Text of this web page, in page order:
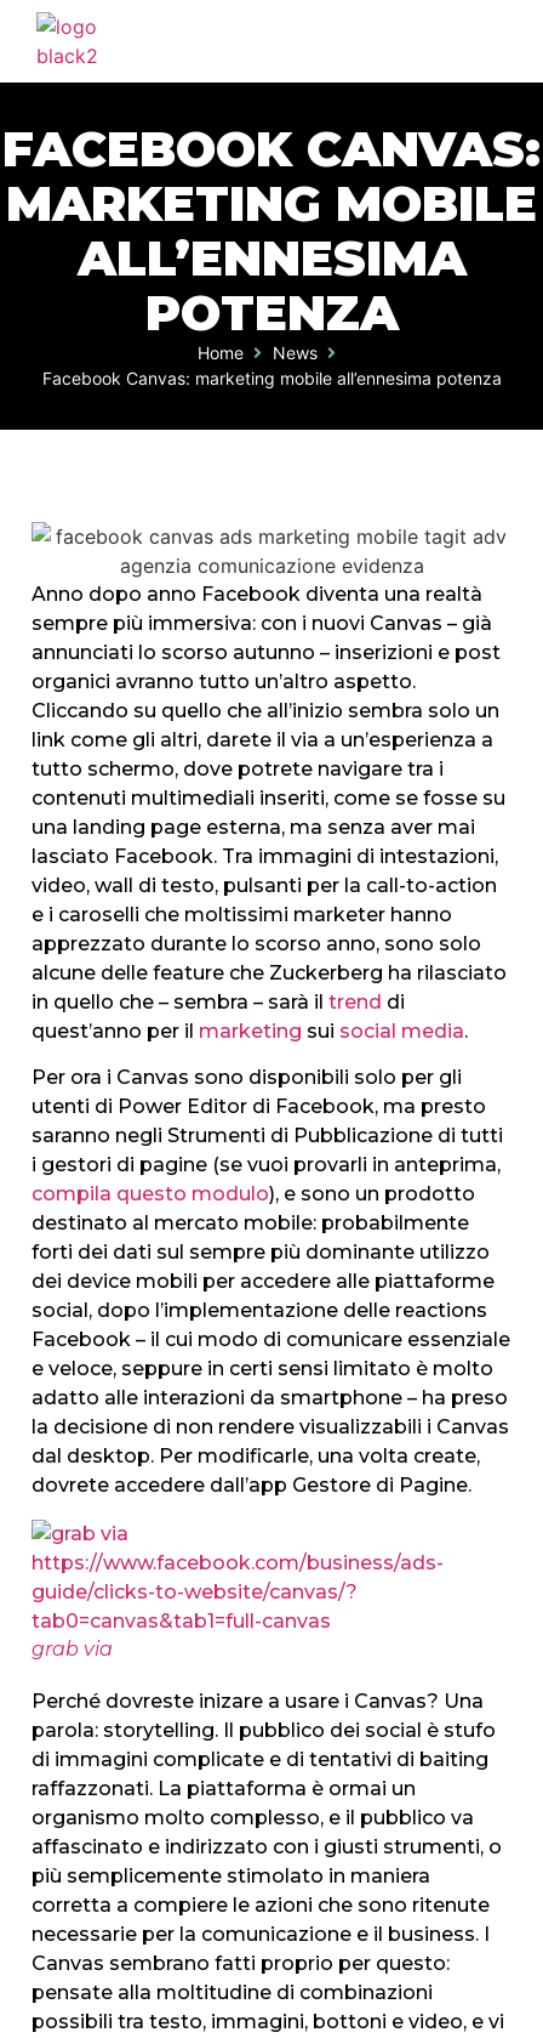
FACEBOOK CANVAS:
MARKETING MOBILE
ALL’ENNESIMA
POTENZA
Home
News
Facebook Canvas: marketing mobile all’ennesima potenza
Anno dopo anno Facebook diventa una realtà
sempre più immersiva: con i nuovi Canvas – già
annunciati lo scorso autunno – inserizioni e post
organici avranno tutto un’altro aspetto.
Cliccando su quello che all’inizio sembra solo un
link come gli altri, darete il via a un’esperienza a
tutto schermo, dove potrete navigare tra i
contenuti multimediali inseriti, come se fosse su
una landing page esterna, ma senza aver mai
lasciato Facebook. Tra immagini di intestazioni,
video, wall di testo, pulsanti per la call-to-action
e i caroselli che moltissimi marketer hanno
apprezzato durante lo scorso anno, sono solo
alcune delle feature che Zuckerberg ha rilasciato
in quello che – sembra – sarà il trend di
quest’anno per il marketing sui social media.
Per ora i Canvas sono disponibili solo per gli
utenti di Power Editor di Facebook, ma presto
saranno negli Strumenti di Pubblicazione di tutti
i gestori di pagine (se vuoi provarli in anteprima,
compila questo modulo), e sono un prodotto
destinato al mercato mobile: probabilmente
forti dei dati sul sempre più dominante utilizzo
dei device mobili per accedere alle piattaforme
social, dopo l’implementazione delle reactions
Facebook – il cui modo di comunicare essenziale
e veloce, seppure in certi sensi limitato è molto
adatto alle interazioni da smartphone – ha preso
la decisione di non rendere visualizzabili i Canvas
dal desktop. Per modificarle, una volta create,
dovrete accedere dall’app Gestore di Pagine.
grab via
Perché dovreste inizare a usare i Canvas? Una
parola: storytelling. Il pubblico dei social è stufo
di immagini complicate e di tentativi di baiting
raffazzonati. La piattaforma è ormai un
organismo molto complesso, e il pubblico va
affascinato e indirizzato con i giusti strumenti, o
più semplicemente stimolato in maniera
corretta a compiere le azioni che sono ritenute
necessarie per la comunicazione e il business. I
Canvas sembrano fatti proprio per questo:
pensate alla moltitudine di combinazioni
possibili tra testo, immagini, bottoni e video, e vi